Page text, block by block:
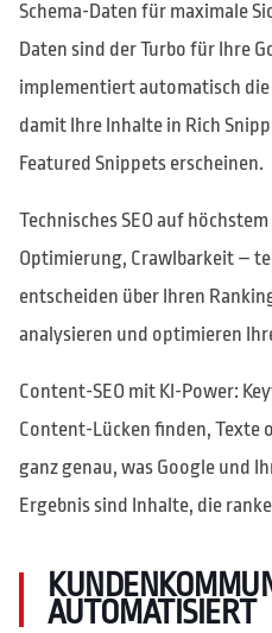
Schema-Daten für maximale
Daten sind der Turbo für Ihre
implementiert automatisch
damit Ihre Inhalte in Rich
Featured Snippets erscheinen.
Technisches SEO auf
Optimierung, Crawlbarkeit –
entscheiden über Ihren
analysieren und optimieren
Content-SEO mit KI-Power:
Content-Lücken finden, Texte
ganz genau, was Google und
Ergebnis sind Inhalte, die
AUTOMATISIERT